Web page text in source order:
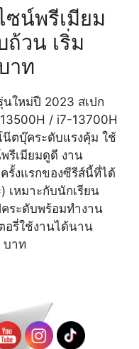
ซน์พรีเมียม
ถ้วน เริ่ม
าท
นใหม่ปี 2023 สเปก
/ i7-13700H
ตบุ๊คระดับแรงคุ้ม ใช้
รีเมียมดูดี งาน
รั้งแรกของซีรีส์นี้ที่ได้
เหมาะกับนักเรียน
ระดับพร้อมทำงาน
อรี่ใช้งานได้นาน
บาท